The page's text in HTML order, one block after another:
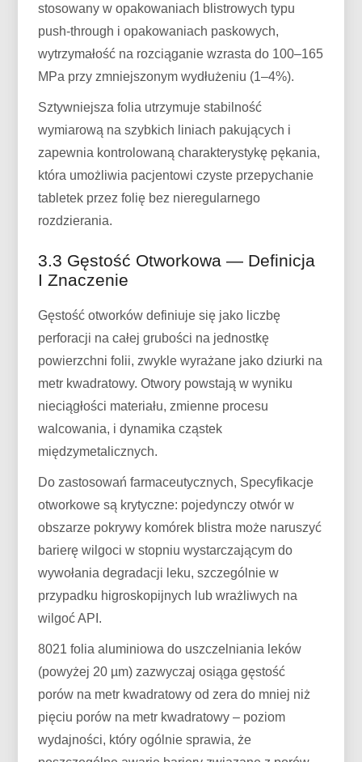
stosowany w opakowaniach blistrowych typu
push-through i opakowaniach paskowych,
wytrzymałość na rozciąganie wzrasta do 100–165
MPa przy zmniejszonym wydłużeniu (1–4%).
Sztywniejsza folia utrzymuje stabilność
wymiarową na szybkich liniach pakujących i
zapewnia kontrolowaną charakterystykę pękania,
która umożliwia pacjentowi czyste przepychanie
tabletek przez folię bez nieregularnego
rozdzierania.
3.3 Gęstość Otworkowa — Definicja
I Znaczenie
Gęstość otworków definiuje się jako liczbę
perforacji na całej grubości na jednostkę
powierzchni folii, zwykle wyrażane jako dziurki na
metr kwadratowy. Otwory powstają w wyniku
nieciągłości materiału, zmienne procesu
walcowania, i dynamika cząstek
międzymetalicznych.
Do zastosowań farmaceutycznych, Specyfikacje
otworkowe są krytyczne: pojedynczy otwór w
obszarze pokrywy komórek blistra może naruszyć
barierę wilgoci w stopniu wystarczającym do
wywołania degradacji leku, szczególnie w
przypadku higroskopijnych lub wrażliwych na
wilgoć API.
8021 folia aluminiowa do uszczelniania leków
(powyżej 20 µm) zazwyczaj osiąga gęstość
porów na metr kwadratowy od zera do mniej niż
pięciu porów na metr kwadratowy – poziom
wydajności, który ogólnie sprawia, że ​​